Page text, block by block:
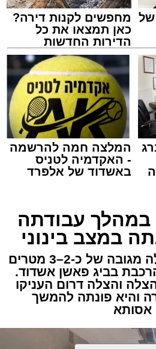
בנס רפואי באשדוד, לאחר
בביתו שבאחד הרחובות
מאירוע פתאומי שגרם
רפואה ומתנדבים של
והפרמדיקים
החייאה מתקדמות,
של
מחפשים לקנות דירה?
כאן תמצאו את כל
הדירות החדשות
למכירה באשדוד >>>
המלצה חמה להרשמה
- האקדמיה לטניס
באשדוד של אלפרד
במהלך עבודתה
במצב בינוני
האישה, בת 56, נפלה מגובה של כ-2–3 מטרים
בביג פאשן אשדוד.
והצלה דרום העניקו
והיא פונתה להמשך
אסותא